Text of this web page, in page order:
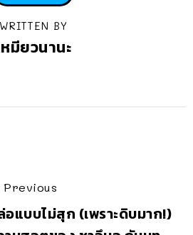
WRITTEN BY
หมียวนานะ
Previous
อแบบไม่สุก (เพราะดิบมาก!)